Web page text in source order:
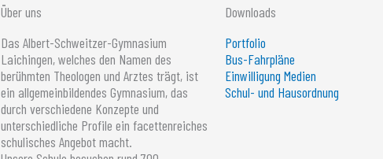
Über uns
Das Albert-Schweitzer-Gymnasium
Laichingen, welches den Namen des
berühmten Theologen und Arztes trägt, ist
ein allgemeinbildendes Gymnasium, das
durch verschiedene Konzepte und
unterschiedliche Profile ein facettenreiches
schulisches Angebot macht.
Downloads
Portfolio
Bus-Fahrpläne
Einwilligung Medien
Schul- und Hausordnung